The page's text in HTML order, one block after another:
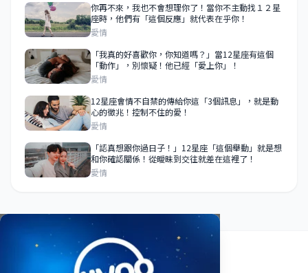
你再不來，我也不會想理你了！當你不主動找１２星
座時，他們有「這個反應」就代表在乎你！
愛情
「我真的好喜歡你，你知道嗎？」當12星座有這個
「動作」，別懷疑！他已經「愛上你」！
愛情
12星座會情不自禁的傳給你這「3個訊息」，就是動
心的徵兆！控制不住的愛！
愛情
「認真想跟你過日子！」12星座「這個舉動」就是想
和你確認關係！從曖昧到交往就差在這裡了！
愛情
關於我們使用條款 隱私政策聯絡我們